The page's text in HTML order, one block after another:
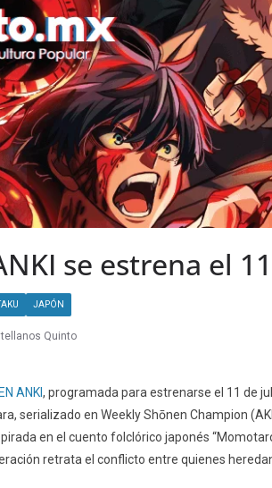
se estrena el
JAPÓN
Quinto
ANKI, programada para estrenarse el 11 de
serializado en Weekly Shōnen Champion
en el cuento folclórico japonés
retrata el conflicto entre quienes